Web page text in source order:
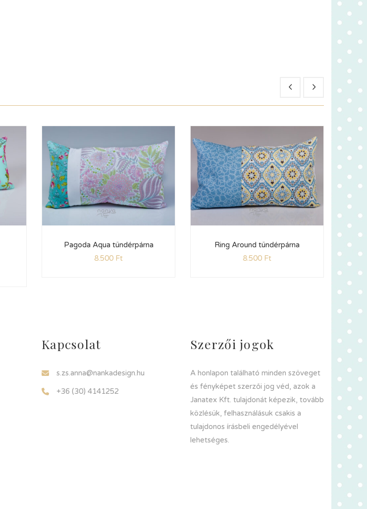
Pagoda Aqua tündérpárna
8.500 Ft
Ring Around tündérpárna
8.500 Ft
Kapcsolat
s.zs.anna@nankadesign.hu
+36 (30) 4141252
Szerzői jogok
A honlapon található minden szöveget
és fényképet szerzői jog véd, azok a
Janatex Kft. tulajdonát képezik, tovább
közlésük, felhasználásuk csakis a
tulajdonos írásbeli engedélyével
lehetséges.